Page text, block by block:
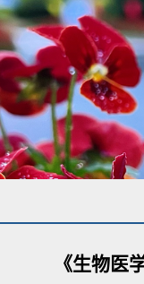
《生物医